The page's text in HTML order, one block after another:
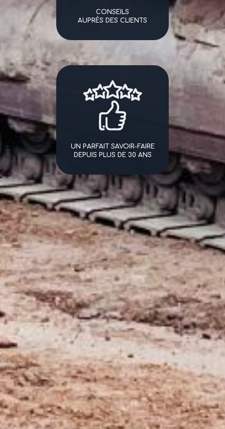
CONSEILS
AUPRÈS DES CLIENTS
UN PARFAIT SAVOIR-FAIRE
DEPUIS PLUS DE 30 ANS